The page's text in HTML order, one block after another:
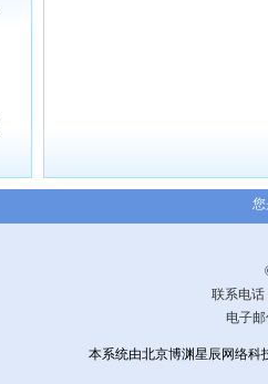
联系电
电子
本系统由北京博渊星辰网络科